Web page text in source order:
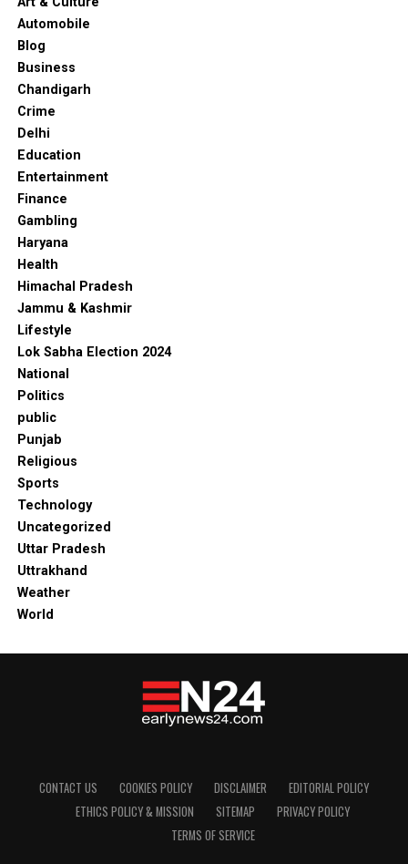
Automobile
Blog
Business
Chandigarh
Crime
Delhi
Education
Entertainment
Finance
Gambling
Haryana
Health
Himachal Pradesh
Jammu & Kashmir
Lifestyle
Lok Sabha Election 2024
National
Politics
public
Punjab
Religious
Sports
Technology
Uncategorized
Uttar Pradesh
Uttrakhand
Weather
World
CONTACT US COOKIES POLICY DISCLAIMER
EDITORIAL POLICY
ETHICS POLICY & MISSION
SITEMAP
PRIVACY POLICY
TERMS OF SERVICE